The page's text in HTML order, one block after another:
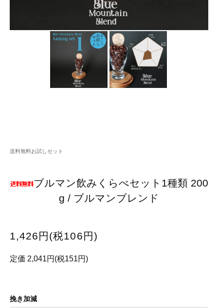
送料無料お試しセット
ブルマン飲みくらべセット1種類 200
g / ブルマンブレンド
1,426円(税106円)
定価 2,041円(税151円)
挽き加減